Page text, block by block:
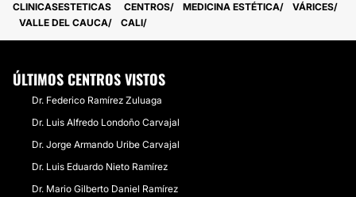
CLINICASESTETICAS CENTROS MEDICINA ESTÉTICA
VÁRICES
VALLE DEL CAUCA
CALI
ÚLTIMOS CENTROS VISTOS
Dr. Federico Ramírez Zuluaga
Dr. Luis Alfredo Londoño Carvajal
Dr. Jorge Armando Uribe Carvajal
Dr. Luis Eduardo Nieto Ramírez
Dr. Mario Gilberto Daniel Ramírez